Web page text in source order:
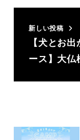
新しい投稿
【犬とお
ース】大